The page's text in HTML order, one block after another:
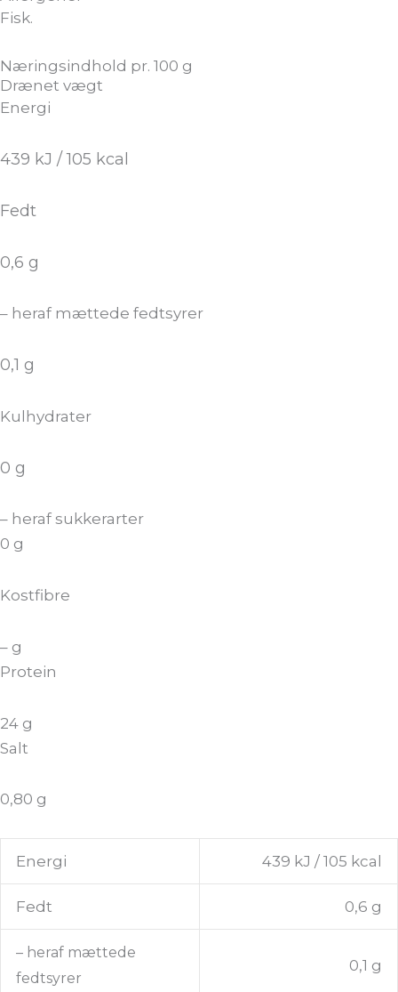
Fisk.
Næringsindhold pr. 100 g
Drænet vægt
Energi
439 kJ / 105 kcal
Fedt
0,6 g
– heraf mættede fedtsyrer
0,1 g
Kulhydrater
0 g
– heraf sukkerarter
0 g
Kostfibre
– g
Protein
24 g
Salt
0,80 g
Energi 439 kJ / 105 kcal
Fedt 0,6 g
– heraf mættede
fedtsyrer
0,1 g